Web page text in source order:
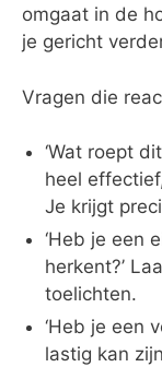
omgaat in de
je gericht
Vragen die
‘Wat roept
heel
Je krijgt
‘Heb je een
herkent?’
toelichten.
‘Heb je een
lastig kan